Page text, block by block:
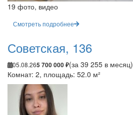
19 фото, видео
Смотреть подробнее
Советская, 136
05.08.265 700 000 ₽(за 39 255 в месяц)
Комнат: 2, площадь: 52.0 м²